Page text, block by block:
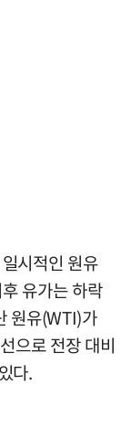
시적인 원유
유가는 하락
원유(WTI)가
으로 전장 대비
다.